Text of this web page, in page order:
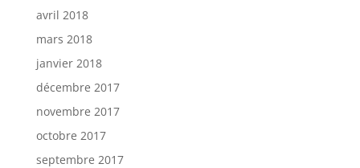
avril 2018
mars 2018
janvier 2018
décembre 2017
novembre 2017
octobre 2017
septembre 2017